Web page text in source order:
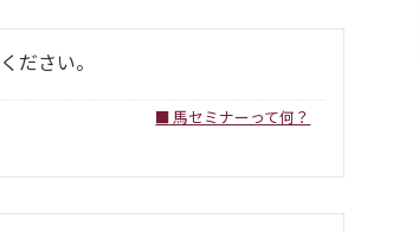
ださい。
■ 馬セミナーって何？